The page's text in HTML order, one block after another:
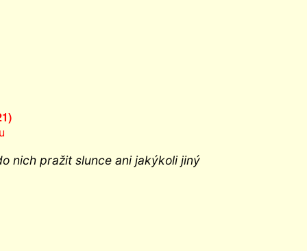
nich pražit slunce ani jakýkoli jiný